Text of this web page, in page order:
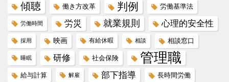
傾聴 働き方改革 判例 労働基準法
労働時間 労災 就業規則 心理的安全性
採用 映画 有給休暇 相談 相談窓口
睡眠 研修 社会保険 管理職
給与計算 解雇 部下指導 長時間労働